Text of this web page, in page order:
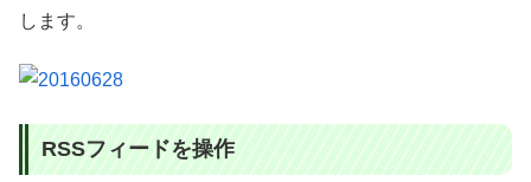
します。
RSSフィードを操作